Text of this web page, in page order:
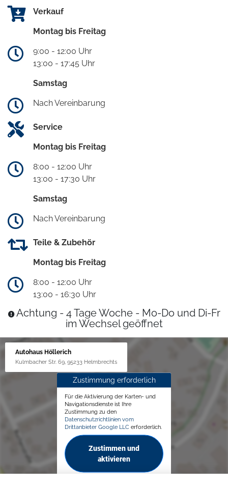
Verkauf
Montag bis Freitag
9:00 - 12:00 Uhr
13:00 - 17:45 Uhr
Samstag
Nach Vereinbarung
Service
Montag bis Freitag
8:00 - 12:00 Uhr
13:00 - 17:30 Uhr
Samstag
Nach Vereinbarung
Teile & Zubehör
Montag bis Freitag
8:00 - 12:00 Uhr
13:00 - 16:30 Uhr
Achtung - 4 Tage Woche - Mo-Do und Di-Fr
im Wechsel geöffnet
Autohaus Höllerich
Kulmbacher Str. 69, 95233 Helmbrechts
Zustimmung erforderlich
Für die Aktivierung der Karten- und
Navigationsdienste ist Ihre
Zustimmung zu den
Datenschutzrichtlinien vom
Drittanbieter Google LLC erforderlich.
Zustimmen und
aktivieren